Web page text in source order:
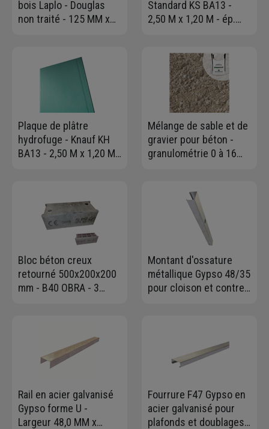
bois Laplo - Douglas
non traité - 125 MM x
Standard KS BA13 -
2,50 M x 1,20 M - ép.
Plaque de plâtre
hydrofuge - Knauf KH
BA13 - 2,50 M x 1,20 M -
Mélange de sable et de
gravier pour béton -
granulométrie 0 à 16
Bloc béton creux
retourné 500x200x200
mm - B40 OBRA - 3
Montant d'ossature
métallique Gypso 48/35
pour cloison et contre-
Rail en acier galvanisé
Gypso forme U -
Largeur 48,0 MM x
Fourrure F47 Gypso en
acier galvanisé pour
plafonds et doublages -